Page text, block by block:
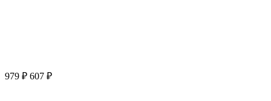
979 ₽ 607 ₽